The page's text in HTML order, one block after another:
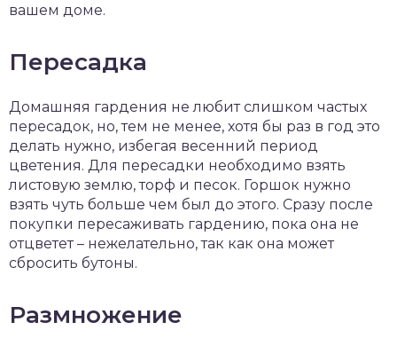
вашем доме.
Пересадка
Домашняя гардения не любит слишком частых
пересадок, но, тем не менее, хотя бы раз в год это
делать нужно, избегая весенний период
цветения. Для пересадки необходимо взять
листовую землю, торф и песок. Горшок нужно
взять чуть больше чем был до этого. Сразу после
покупки пересаживать гардению, пока она не
отцветет – нежелательно, так как она может
сбросить бутоны.
Размножение